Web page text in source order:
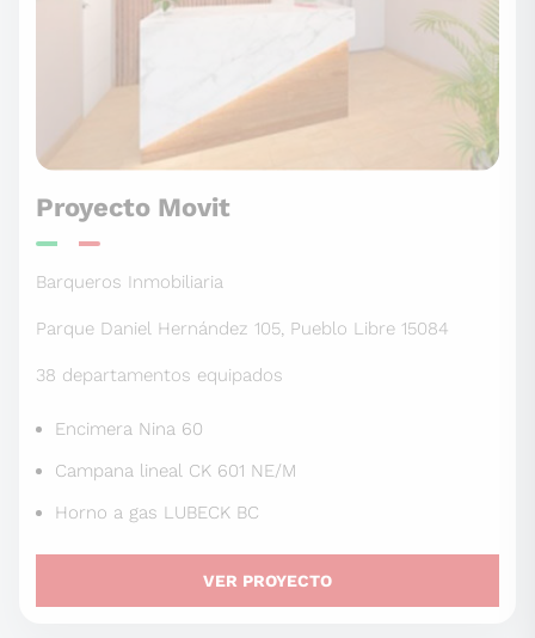
Proyecto Movit
Barqueros Inmobiliaria
Parque Daniel Hernández 105, Pueblo Libre 15084
38 departamentos equipados
Encimera Nina 60
Campana lineal CK 601 NE/M
Horno a gas LUBECK BC
VER PROYECTO